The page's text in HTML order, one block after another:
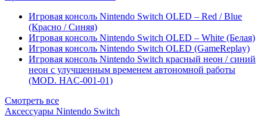
Игровая консоль Nintendo Switch OLED – Red / Blue
(Красно / Синяя)
Игровая консоль Nintendo Switch OLED – White (Белая)
Игровая консоль Nintendo Switch OLED (GameReplay)
Игровая консоль Nintendo Switch красный неон / синий
неон с улучшенным временем автономной работы
(MOD. HAC-001-01)
Смотреть все
Аксессуары Nintendo Switch